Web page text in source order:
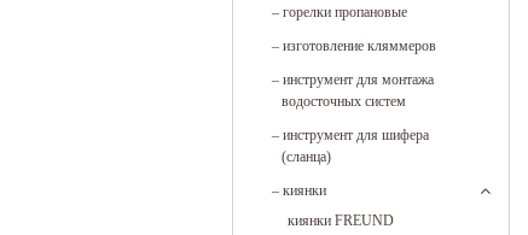
– горелки пропановые
– изготовление кляммеров
– инструмент для монтажа
водосточных систем
– инструмент для шифера
(сланца)
– киянки
киянки FREUND